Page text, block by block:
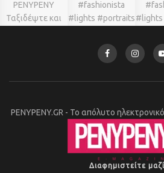
PENYPENY.GR - Το απόλυτο
Διαφημιστείτε